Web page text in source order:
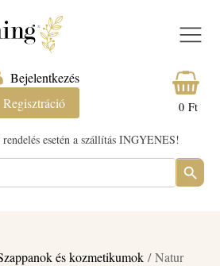
esetén a szállítás INGYENES!
SEARCH
BUTTON
Bejelentkezés
Regisztráció
0 Ft
és kozmetikumok / Natur